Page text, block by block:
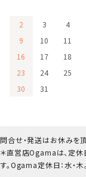
2
3 4
9
10 11
16
17 18
23
24 25
30
31
問合せ・発送はお休みを頂
＊直営店Ogamaは、定休
す。Ogama定休日：水・木。